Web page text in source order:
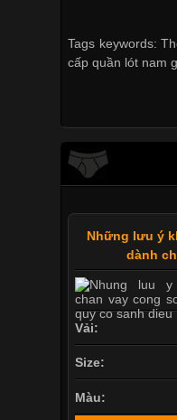
Tags keywords:
cấp quần lót nam
Những lưu ý
dành
Vải:
Size:
Màu: